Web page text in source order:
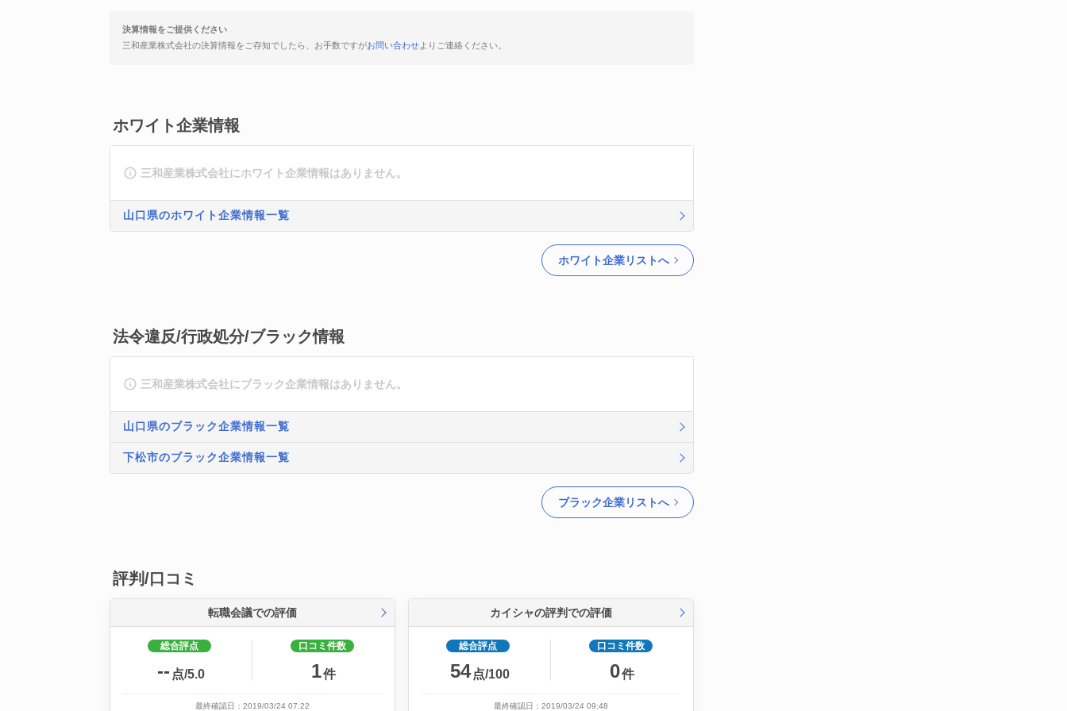
決算情報をご提供ください
三和産業株式会社の決算情報をご存知でしたら、お手数ですがお問い合わせよりご連絡ください。
ホワイト企業情報
三和産業株式会社にホワイト企業情報はありません。
山口県のホワイト企業情報一覧
ホワイト企業リストへ
法令違反/行政処分/ブラック情報
三和産業株式会社にブラック企業情報はありません。
山口県のブラック企業情報一覧
下松市のブラック企業情報一覧
ブラック企業リストへ
評判/口コミ
転職会議での評価
総合評点
-- 点/5.0
口コミ件数
1件
最終確認日：2019/03/24 07:22
カイシャの評判での評価
総合評点
54 点/100
口コミ件数
0件
最終確認日：2019/03/24 09:48